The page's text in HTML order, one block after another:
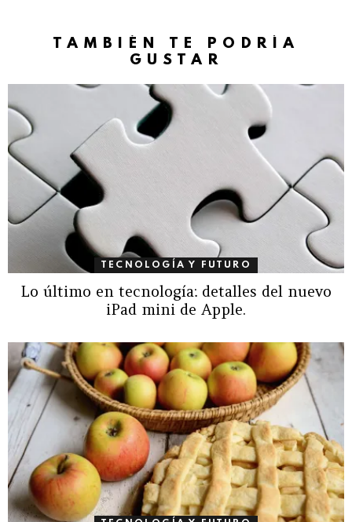
TAMBIÉN TE PODRÍA
GUSTAR
TECNOLOGÍA Y FUTURO
Lo último en tecnología: detalles del nuevo
iPad mini de Apple.